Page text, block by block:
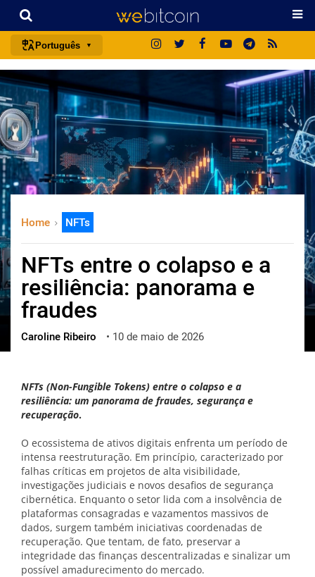
Português
english
español
français
italiano
deutsch
中文
한국어
العربية
ไทย
ქართული
Home NFTs
NFTs entre o colapso e a
resiliência: panorama e
fraudes
Caroline Ribeiro • 10 de maio de 2026
NFTs (Non-Fungible Tokens) entre o colapso e a
resiliência: um panorama de fraudes, segurança e
recuperação.
O ecossistema de ativos digitais enfrenta um período de
intensa reestruturação. Em princípio, caracterizado por
falhas críticas em projetos de alta visibilidade,
investigações judiciais e novos desafios de segurança
cibernética. Enquanto o setor lida com a insolvência de
plataformas consagradas e vazamentos massivos de
dados, surgem também iniciativas coordenadas de
recuperação. Que tentam, de fato, preservar a
integridade das finanças descentralizadas e sinalizar um
possível amadurecimento do mercado.